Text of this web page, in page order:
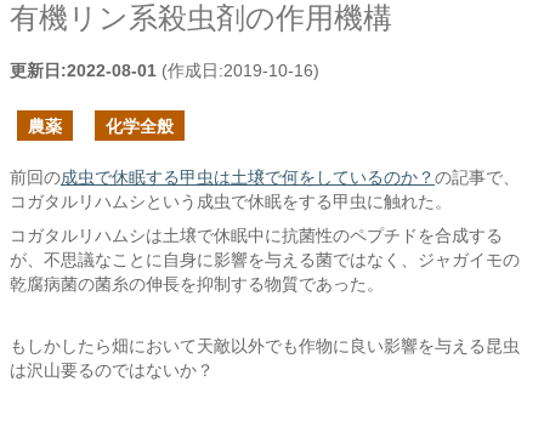
有機リン系殺虫剤の作用機構
更新日:2022-08-01 (作成日:2019-10-16)
農薬 化学全般
前回の成虫で休眠する甲虫は土壌で何をしているのか？の記事で、
コガタルリハムシという成虫で休眠をする甲虫に触れた。
コガタルリハムシは土壌で休眠中に抗菌性のペプチドを合成する
が、不思議なことに自身に影響を与える菌ではなく、ジャガイモの
乾腐病菌の菌糸の伸長を抑制する物質であった。
もしかしたら畑において天敵以外でも作物に良い影響を与える昆虫
は沢山要るのではないか？